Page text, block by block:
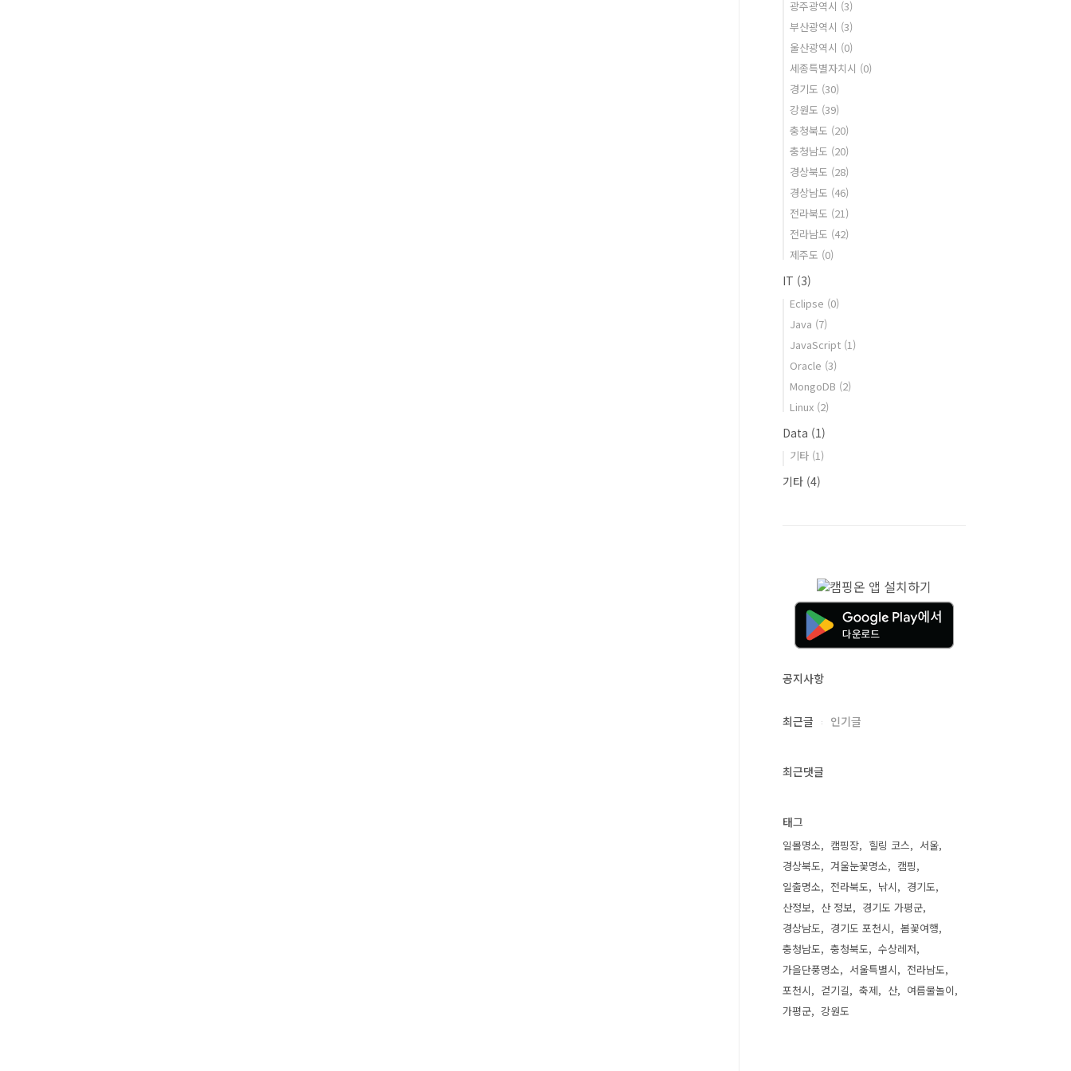
광주광역시 (3)
부산광역시 (3)
울산광역시 (0)
세종특별자치시 (0)
경기도 (30)
강원도 (39)
충청북도 (20)
충청남도 (20)
경상북도 (28)
경상남도 (46)
전라북도 (21)
전라남도 (42)
제주도 (0)
IT (3)
Eclipse (0)
Java (7)
JavaScript (1)
Oracle (3)
MongoDB (2)
Linux (2)
Data (1)
기타 (1)
기타 (4)
공지사항
최근글 인기글
최근댓글
태그
일몰명소 캠핑장 힐링 코스
서울
경상북도
겨울눈꽃명소
캠핑
일출명소
전라북도 낚시
경기도
산정보
산 정보
경기도 가평군
경상남도
경기도 포천시
봄꽃여행
충청남도
충청북도
수상레저
가을단풍명소
서울특별시
전라남도
포천시
걷기길 축제 산
여름물놀이
가평군
강원도